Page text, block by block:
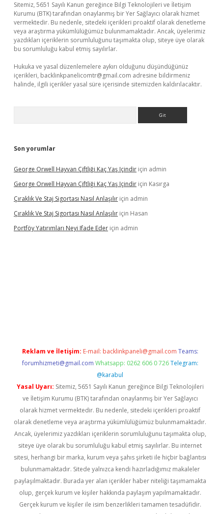
Sitemiz, 5651 Sayılı Kanun gereğince Bilgi Teknolojileri ve İletişim
Kurumu (BTK) tarafından onaylanmış bir Yer Sağlayıcı olarak hizmet
vermektedir. Bu nedenle, sitedeki içerikleri proaktif olarak denetleme
veya araştırma yükümlülüğümüz bulunmamaktadır. Ancak, üyelerimiz
yazdıkları içeriklerin sorumluluğunu taşımakta olup, siteye üye olarak
bu sorumluluğu kabul etmiş sayılırlar.
Hukuka ve yasal düzenlemelere aykırı olduğunu düşündüğünüz
içerikleri, backlinkpanelicomtr@gmail.com adresine bildirmeniz
halinde, ilgili içerikler yasal süre içerisinde sitemizden kaldırılacaktır.
Son yorumlar
George Orwell Hayvan Çiftliği Kaç Yaş Içindir için admin
George Orwell Hayvan Çiftliği Kaç Yaş Içindir için Kasırga
Çıraklık Ve Staj Sigortası Nasıl Anlaşılır için admin
Çıraklık Ve Staj Sigortası Nasıl Anlaşılır için Hasan
Portföy Yatırımları Neyi Ifade Eder için admin
Reklam ve İletişim: E-mail: backlinkpaneli@gmail.com Teams:
forumhizmeti@gmail.com Whatsapp: 0262 606 0 726 Telegram:
@karabul
Yasal Uyarı: Sitemiz, 5651 Sayılı Kanun gereğince Bilgi Teknolojileri
ve İletişim Kurumu (BTK) tarafından onaylanmış bir Yer Sağlayıcı
olarak hizmet vermektedir. Bu nedenle, sitedeki içerikleri proaktif
olarak denetleme veya araştırma yükümlülüğümüz bulunmamaktadır.
Ancak, üyelerimiz yazdıkları içeriklerin sorumluluğunu taşımakta olup,
siteye üye olarak bu sorumluluğu kabul etmiş sayılırlar. Bu internet
sitesi, herhangi bir marka, kurum veya şahıs şirketi ile hiçbir bağlantısı
bulunmamaktadır. Sitede yalnızca kendi hazırladığımız makaleler
paylaşılmaktadır. Burada yer alan içerikler haber niteliği taşımamakta
olup, gerçek kurum ve kişiler hakkında paylaşım yapılmamaktadır.
Gerçek kurum ve kişiler ile isim benzerlikleri tamamen tesadüfidir.